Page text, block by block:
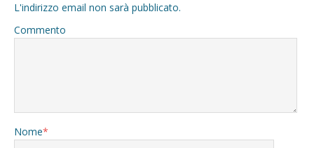
L'indirizzo email non sarà pubblicato.
Commento
Nome*